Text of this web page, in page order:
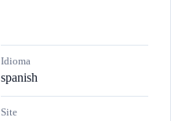
Idioma
spanish
Site